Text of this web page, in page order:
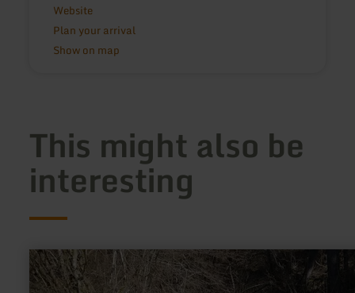
Website
Plan your arrival
Show on map
This might also be
interesting
learn
more
about: